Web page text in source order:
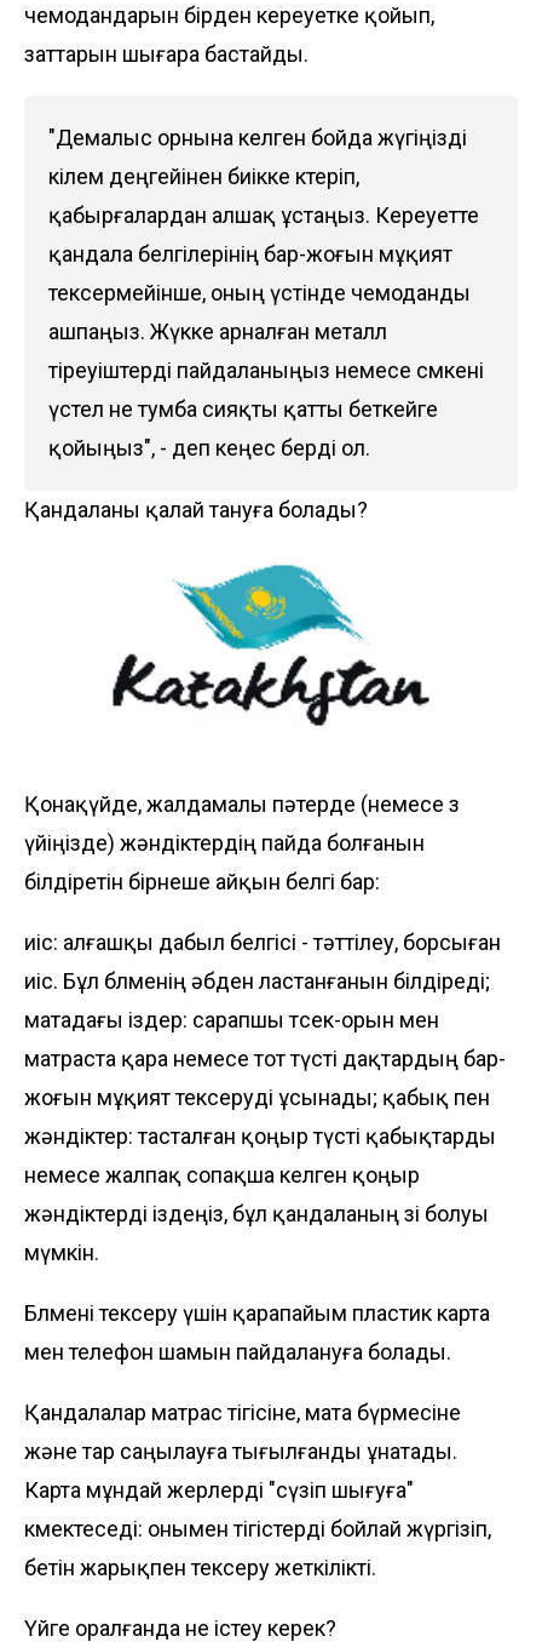
чемодандарын бірден кереуетке қойып,
заттарын шығара бастайды.
"Демалыс орнына келген бойда жүгіңізді
кілем деңгейінен биікке көтеріп,
қабырғалардан алшақ ұстаңыз. Кереуетте
қандала белгілерінің бар-жоғын мұқият
тексермейінше, оның үстінде чемоданды
ашпаңыз. Жүкке арналған металл
тіреуіштерді пайдаланыңыз немесе сөмкені
үстел не тумба сияқты қатты беткейге
қойыңыз", - деп кеңес берді ол.
Қандаланы қалай тануға болады?
Қонақүйде, жалдамалы пәтерде (немесе өз
үйіңізде) жәндіктердің пайда болғанын
білдіретін бірнеше айқын белгі бар:
иіс: алғашқы дабыл белгісі - тәттілеу, борсыған
иіс. Бұл бөлменің әбден ластанғанын білдіреді;
матадағы іздер: сарапшы төсек-орын мен
матраста қара немесе тот түсті дақтардың бар-
жоғын мұқият тексеруді ұсынады; қабық пен
жәндіктер: тасталған қоңыр түсті қабықтарды
немесе жалпақ сопақша келген қоңыр
жәндіктерді іздеңіз, бұл қандаланың өзі болуы
мүмкін.
Бөлмені тексеру үшін қарапайым пластик карта
мен телефон шамын пайдалануға болады.
Қандалалар матрас тігісіне, мата бүрмесіне
және тар саңылауға тығылғанды ұнатады.
Карта мұндай жерлерді "сүзіп шығуға"
көмектеседі: онымен тігістерді бойлай жүргізіп,
бетін жарықпен тексеру жеткілікті.
Үйге оралғанда не істеу керек?